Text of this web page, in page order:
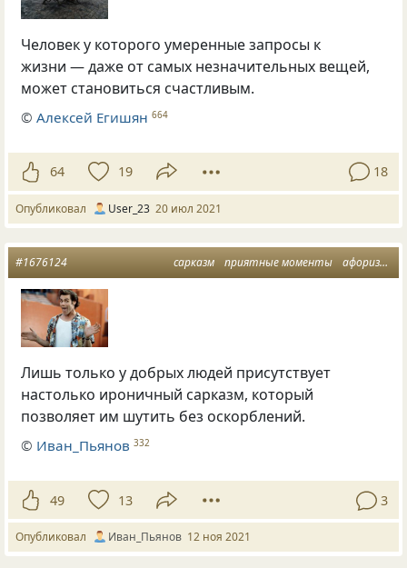
Человек у которого умеренные запросы к
жизни — даже от самых незначительных вещей,
может становиться счастливым.
©Алексей Егишян 664
64 19 18
Опубликовал User_23 20 июл 2021
сарказм приятные моменты афоризмы о жизни
#1676124
Лишь только у добрых людей присутствует
настолько ироничный сарказм, который
позволяет им шутить без оскорблений.
© Иван_Пьянов 332
49 13 3
Опубликовал Иван_Пьянов 12 ноя 2021